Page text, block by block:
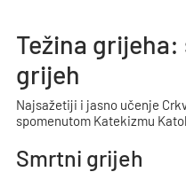
Težina
grijeh
Najsažetiji i jasno učenje
spomenutom Katekizmu
Smrtni grijeh